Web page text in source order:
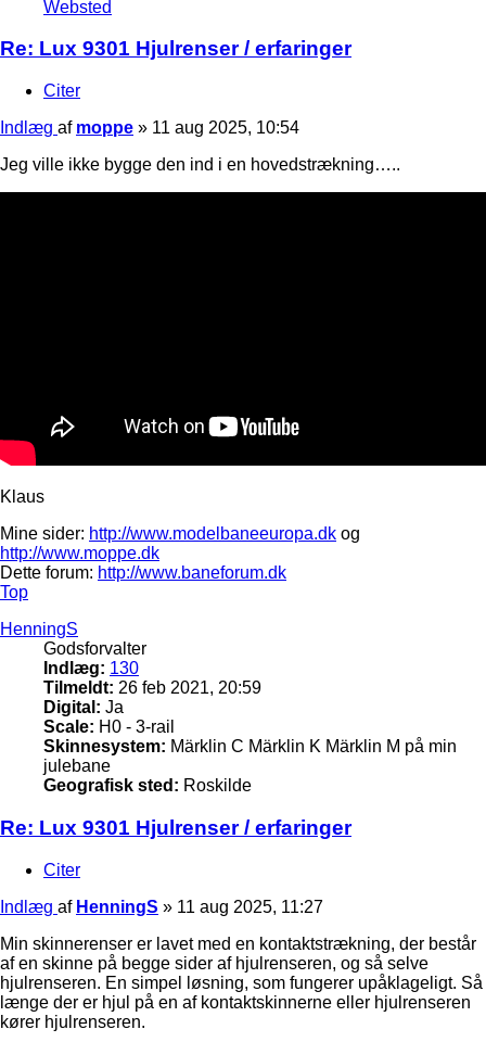
Websted
Re: Lux 9301 Hjulrenser / erfaringer
Citer
Indlæg af moppe » 11 aug 2025, 10:54
Jeg ville ikke bygge den ind i en hovedstrækning…..
Klaus
Mine sider: http://www.modelbaneeuropa.dk og
http://www.moppe.dk
Dette forum: http://www.baneforum.dk
Top
HenningS
Godsforvalter
Indlæg: 130
Tilmeldt: 26 feb 2021, 20:59
Digital: Ja
Scale: H0 - 3-rail
Skinnesystem: Märklin C Märklin K Märklin M på min
julebane
Geografisk sted: Roskilde
Re: Lux 9301 Hjulrenser / erfaringer
Citer
Indlæg af HenningS » 11 aug 2025, 11:27
Min skinnerenser er lavet med en kontaktstrækning, der består
af en skinne på begge sider af hjulrenseren, og så selve
hjulrenseren. En simpel løsning, som fungerer upåklageligt. Så
længe der er hjul på en af kontaktskinnerne eller hjulrenseren
kører hjulrenseren.